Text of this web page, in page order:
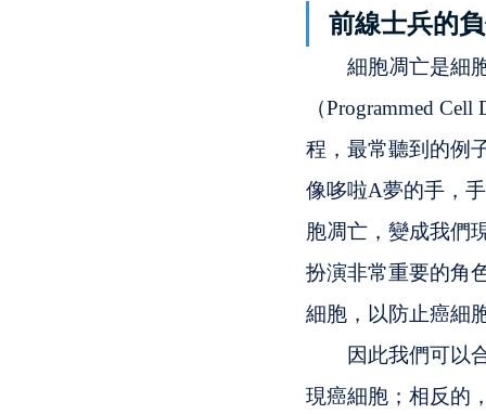
前線士兵的
細胞凋亡是細胞
（Programmed
程，最常聽到的例
像哆啦A夢的手，
胞凋亡，變成我們
扮演非常重要的角
細胞，以防止癌細
因此我們可以合
現癌細胞；相反的